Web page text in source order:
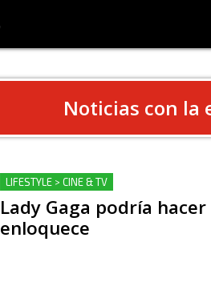
Noticias con la
LIFESTYLE > CINE & TV
Lady Gaga podría
enloquece